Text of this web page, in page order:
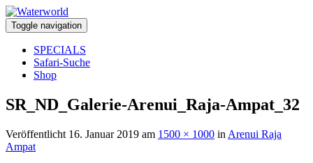
Toggle navigation
SPECIALS
Safari-Suche
Shop
SR_ND_Galerie-Arenui_Raja-Ampat_32
Veröffentlicht 16. Januar 2019 am 1500 × 1000 in Arenui Raja
Ampat